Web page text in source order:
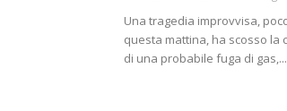
Una tragedia improvvisa,
questa mattina, ha scosso la
di una probabile fuga di gas,...